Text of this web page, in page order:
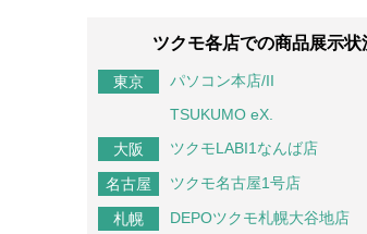
ツクモ各店での商品展示状
東京 パソコン本店/II
TSUKUMO eX.
大阪 ツクモLABI1なんば店
名古屋 ツクモ名古屋1号店
札幌 DEPOツクモ札幌大谷地店